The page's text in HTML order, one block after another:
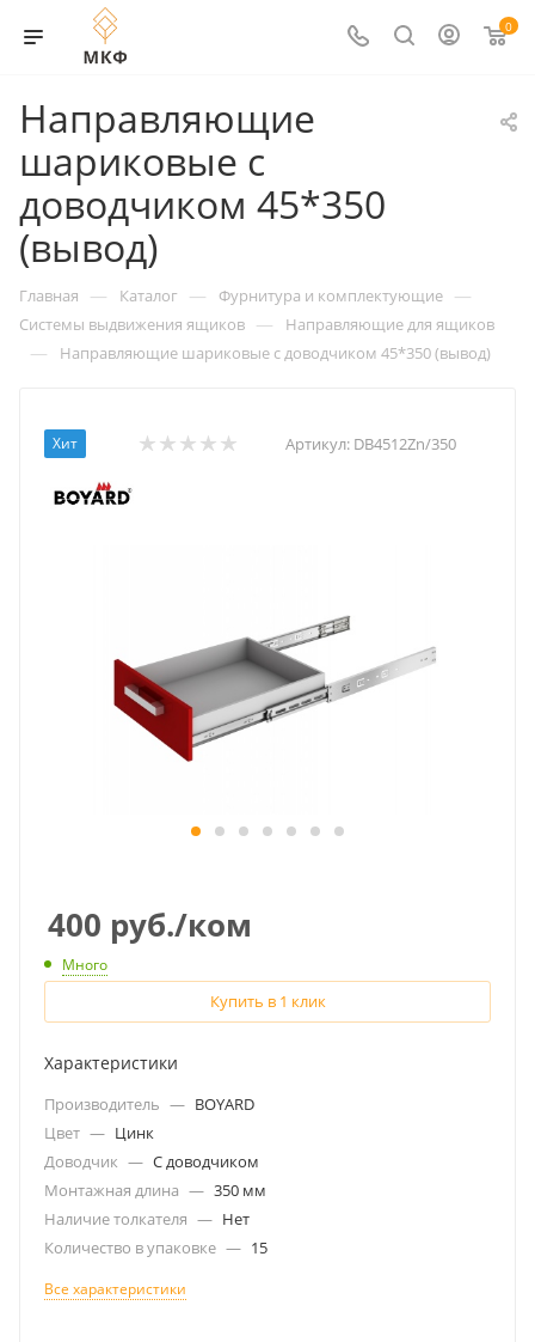
0
Направляющие
шариковые с
доводчиком 45*350
(вывод)
Главная — Каталог — Фурнитура и комплектующие —
Системы выдвижения ящиков — Направляющие для ящиков
— Направляющие шариковые с доводчиком 45*350 (вывод)
Хит Артикул: DB4512Zn/350
400 руб./ком
Много
Купить в 1 клик
Характеристики
Производитель — BOYARD
Цвет — Цинк
Доводчик — С доводчиком
Монтажная длина — 350 мм
Наличие толкателя — Нет
Количество в упаковке — 15
Все характеристики